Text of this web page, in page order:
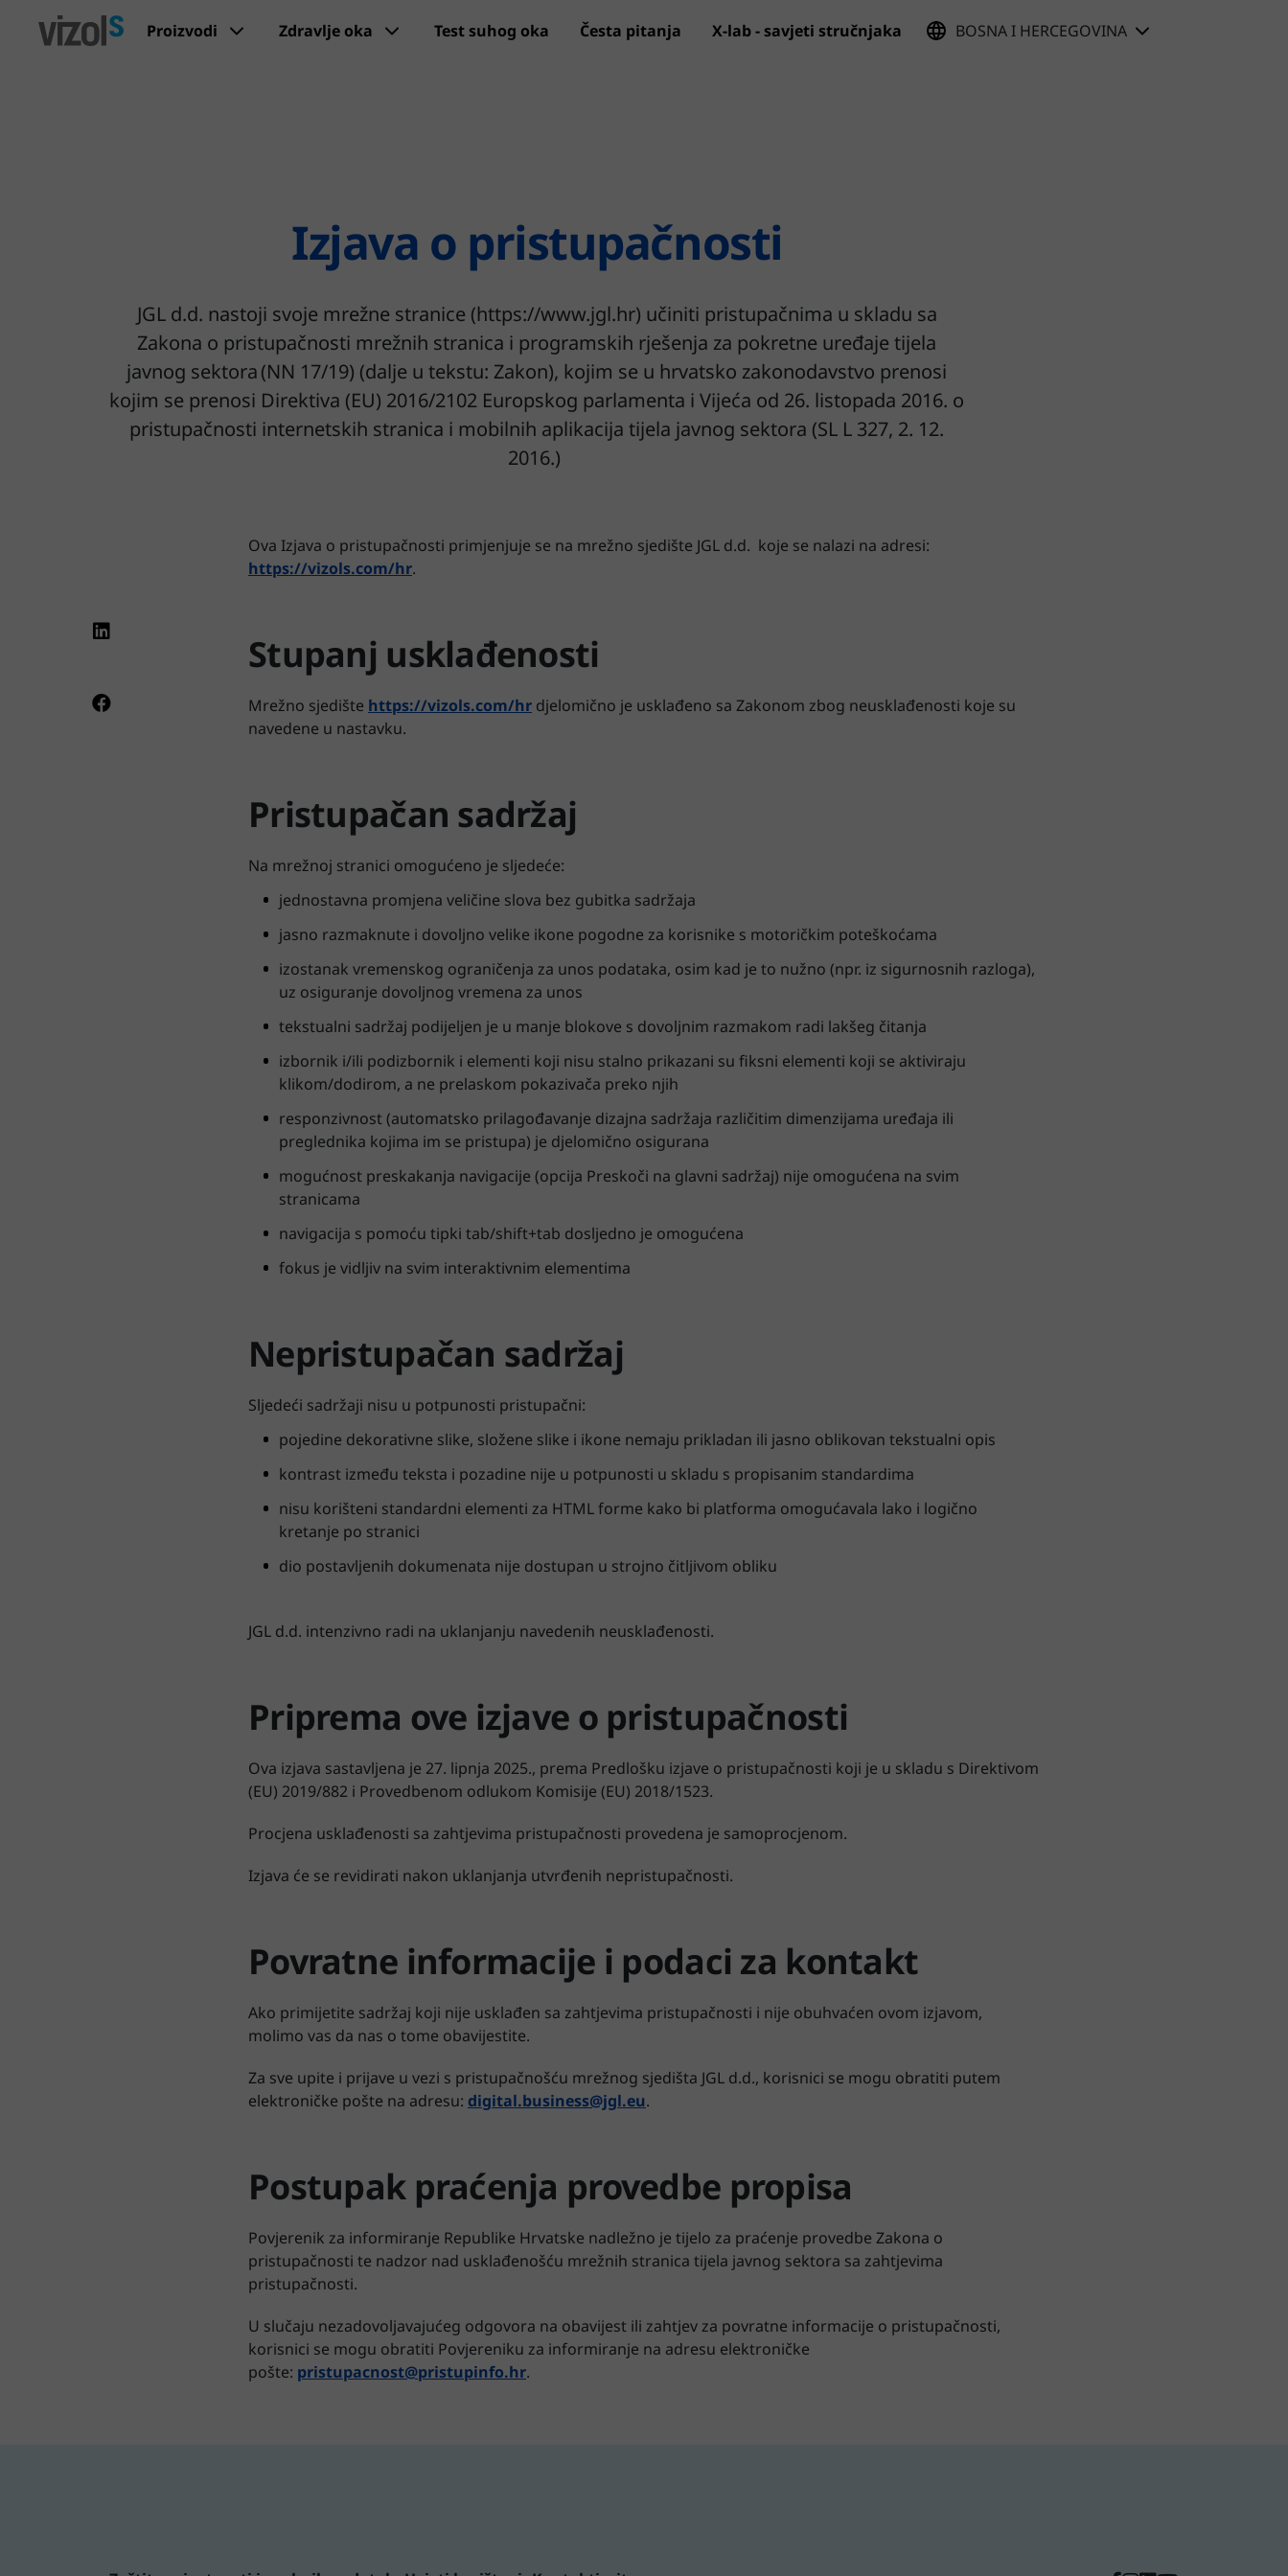
Preskoči na glavni sadržaj
Proizvodi Zdravlje oka Test suhog oka Česta pitanja X-lab - savjeti stručnjaka BOSNA I HERCEGOVINA
Izjava o pristupačnosti
JGL d.d. nastoji svoje mrežne stranice (https://www.jgl.hr) učiniti pristupačnima u skladu sa
Zakona o pristupačnosti mrežnih stranica i programskih rješenja za pokretne uređaje tijela
javnog sektora (NN 17/19) (dalje u tekstu: Zakon), kojim se u hrvatsko zakonodavstvo prenosi
kojim se prenosi Direktiva (EU) 2016/2102 Europskog parlamenta i Vijeća od 26. listopada 2016. o
pristupačnosti internetskih stranica i mobilnih aplikacija tijela javnog sektora (SL L 327, 2. 12.
2016.)
Ova Izjava o pristupačnosti primjenjuje se na mrežno sjedište JGL d.d. koje se nalazi na adresi:
https://vizols.com/hr.
Stupanj usklađenosti
Mrežno sjedište https://vizols.com/hr djelomično je usklađeno sa Zakonom zbog neusklađenosti koje su
navedene u nastavku.
Pristupačan sadržaj
Na mrežnoj stranici omogućeno je sljedeće:
jednostavna promjena veličine slova bez gubitka sadržaja
jasno razmaknute i dovoljno velike ikone pogodne za korisnike s motoričkim poteškoćama
izostanak vremenskog ograničenja za unos podataka, osim kad je to nužno (npr. iz sigurnosnih razloga),
uz osiguranje dovoljnog vremena za unos
tekstualni sadržaj podijeljen je u manje blokove s dovoljnim razmakom radi lakšeg čitanja
izbornik i/ili podizbornik i elementi koji nisu stalno prikazani su fiksni elementi koji se aktiviraju
klikom/dodirom, a ne prelaskom pokazivača preko njih
responzivnost (automatsko prilagođavanje dizajna sadržaja različitim dimenzijama uređaja ili
preglednika kojima im se pristupa) je djelomično osigurana
mogućnost preskakanja navigacije (opcija Preskoči na glavni sadržaj) nije omogućena na svim
stranicama
navigacija s pomoću tipki tab/shift+tab dosljedno je omogućena
fokus je vidljiv na svim interaktivnim elementima
Nepristupačan sadržaj
Sljedeći sadržaji nisu u potpunosti pristupačni:
pojedine dekorativne slike, složene slike i ikone nemaju prikladan ili jasno oblikovan tekstualni opis
kontrast između teksta i pozadine nije u potpunosti u skladu s propisanim standardima
nisu korišteni standardni elementi za HTML forme kako bi platforma omogućavala lako i logično
kretanje po stranici
dio postavljenih dokumenata nije dostupan u strojno čitljivom obliku
JGL d.d. intenzivno radi na uklanjanju navedenih neusklađenosti.
Priprema ove izjave o pristupačnosti
Ova izjava sastavljena je 27. lipnja 2025., prema Predlošku izjave o pristupačnosti koji je u skladu s Direktivom
(EU) 2019/882 i Provedbenom odlukom Komisije (EU) 2018/1523.
Procjena usklađenosti sa zahtjevima pristupačnosti provedena je samoprocjenom.
Izjava će se revidirati nakon uklanjanja utvrđenih nepristupačnosti.
Povratne informacije i podaci za kontakt
Ako primijetite sadržaj koji nije usklađen sa zahtjevima pristupačnosti i nije obuhvaćen ovom izjavom,
molimo vas da nas o tome obavijestite.
Za sve upite i prijave u vezi s pristupačnošću mrežnog sjedišta JGL d.d., korisnici se mogu obratiti putem
elektroničke pošte na adresu: digital.business@jgl.eu.
Postupak praćenja provedbe propisa
Povjerenik za informiranje Republike Hrvatske nadležno je tijelo za praćenje provedbe Zakona o
pristupačnosti te nadzor nad usklađenošću mrežnih stranica tijela javnog sektora sa zahtjevima
pristupačnosti.
U slučaju nezadovoljavajućeg odgovora na obavijest ili zahtjev za povratne informacije o pristupačnosti,
korisnici se mogu obratiti Povjereniku za informiranje na adresu elektroničke
pošte: pristupacnost@pristupinfo.hr.